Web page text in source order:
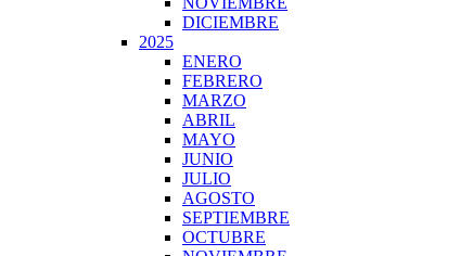
DICIEMBRE
2025
ENERO
FEBRERO
MARZO
ABRIL
MAYO
JUNIO
JULIO
AGOSTO
SEPTIEMBRE
OCTUBRE